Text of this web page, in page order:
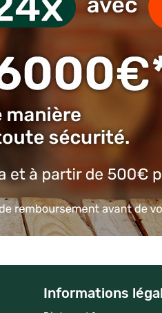
Informations